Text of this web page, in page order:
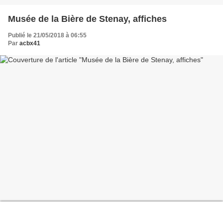
Musée de la Bière de Stenay, affiches
Publié le 21/05/2018 à 06:55
Par acbx41